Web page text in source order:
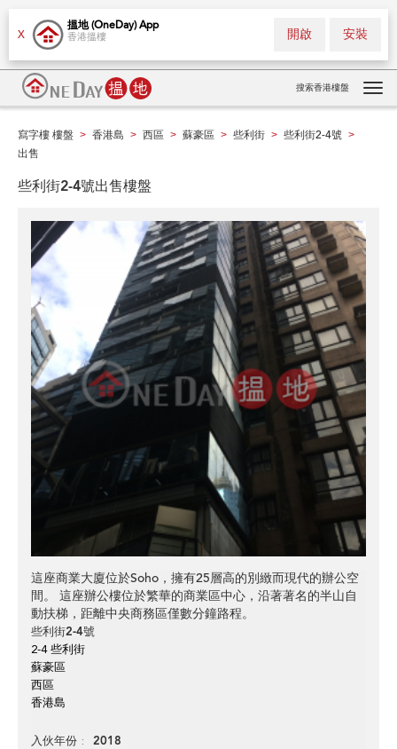
X
搵地 (OneDay) App
香港搵樓 安裝
開啟
搜索香港樓盤
寫字樓 樓盤 > 香港島 > 西區 > 蘇豪區 > 些利街 > 些利街2-4號 >
出售
些利街2-4號出售樓盤
這座商業大廈位於Soho，擁有25層高的別緻而現代的辦公空
間。 這座辦公樓位於繁華的商業區中心，沿著著名的半山自
動扶梯，距離中央商務區僅數分鐘路程。
些利街2-4號
2-4 些利街
蘇豪區
西區
香港島
入伙年份 2018